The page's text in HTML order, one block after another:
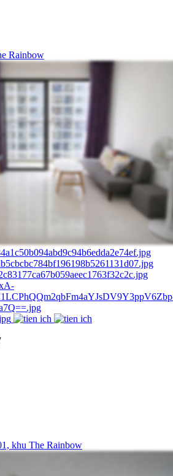
Rainbow
khu The Rainbow